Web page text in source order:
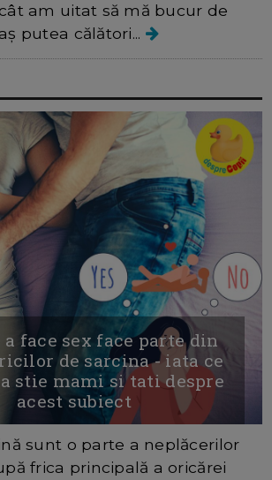
am uitat să mă bucur de
putea călători...
a face sex face parte din
de sarcina - iata ce
stie mami si tati despre
acest subiect
sunt o parte a neplăcerilor
frica principală a oricărei